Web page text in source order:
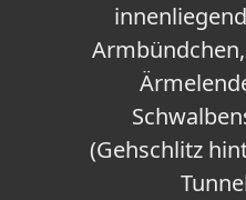
(Gehschlitz